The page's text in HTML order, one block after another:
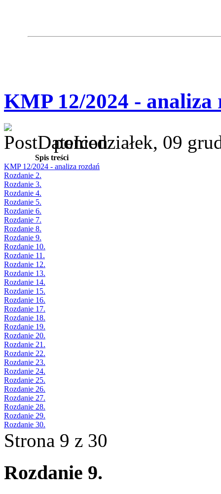
KMP 12/2024 - analiza
poniedziałek, 09
Spis treści
KMP 12/2024 - analiza rozdań
Rozdanie 2.
Rozdanie 3.
Rozdanie 4.
Rozdanie 5.
Rozdanie 6.
Rozdanie 7.
Rozdanie 8.
Rozdanie 9.
Rozdanie 10.
Rozdanie 11.
Rozdanie 12.
Rozdanie 13.
Rozdanie 14.
Rozdanie 15.
Rozdanie 16.
Rozdanie 17.
Rozdanie 18.
Rozdanie 19.
Rozdanie 20.
Rozdanie 21.
Rozdanie 22.
Rozdanie 23.
Rozdanie 24.
Rozdanie 25.
Rozdanie 26.
Rozdanie 27.
Rozdanie 28.
Rozdanie 29.
Rozdanie 30.
Strona 9 z 30
Rozdanie 9.